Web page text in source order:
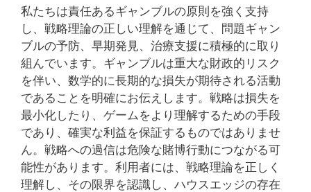
私たちは責任あるギャンブルの原則を強く支持
し、戦略理論の正しい理解を通じて、問題ギャン
ブルの予防、早期発見、治療支援に積極的に取り
組んでいます。ギャンブルは重大な財政的リスク
を伴い、数学的に長期的な損失が期待される活動
であることを明確にお伝えします。戦略は損失を
最小化したり、ゲームをより理解するための手段
であり、確実な利益を保証するものではありませ
ん。戦略への過信は危険な賭博行動につながる可
能性があります。利用者には、戦略理論を正しく
理解し、その限界を認識し、ハウスエッジの存在